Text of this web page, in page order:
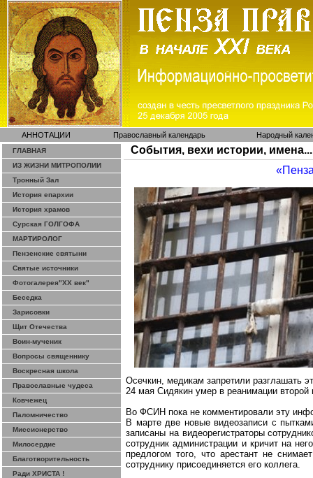
АННОТАЦИИ Православный календарь Народный
ГЛАВНАЯ
ИЗ ЖИЗНИ МИТРОПОЛИИ
Тронный Зал
История епархии
История храмов
Сурская ГОЛГОФА
МАРТИРОЛОГ
Пензенские святыни
Святые источники
Фотогалерея"ХХ век"
Беседка
Зарисовки
Щит Отечества
Воин-мученик
Вопросы священнику
Воскресная школа
Православные чудеса
Ковчежец
Паломничество
Миссионерство
Милосердие
Благотворительность
Ради ХРИСТА !
События, вехи истории, имена...
Осечкин, медикам запретили разглашать
24 мая Сидякин умер в реанимации
Во ФСИН пока не комментировали эту
В марте две новые видеозаписи с
записаны на видеорегистраторы
сотрудник администрации и кричит на
предлогом того, что арестант не
сотруднику присоединяется его коллега.